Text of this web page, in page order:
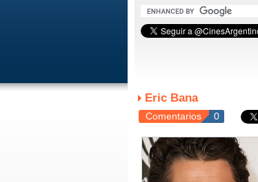
Eric Bana
Comentarios 0